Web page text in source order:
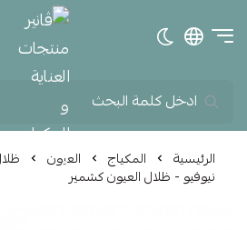
تبديل الوضع الداكن
ڤانير
الرئيسية المكياج العيون
نيوفيو - ظلال العيون كشمير